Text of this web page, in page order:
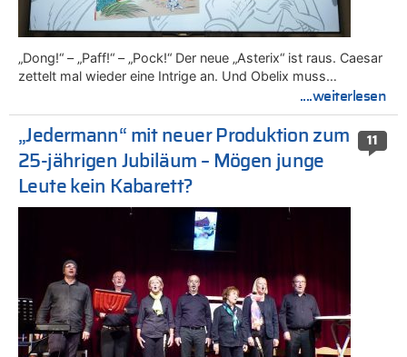
„Dong!“ – „Paff!“ – „Pock!“ Der neue „Asterix“ ist raus. Caesar
zettelt mal wieder eine Intrige an. Und Obelix muss…
....weiterlesen
11
„Jedermann“ mit neuer Produktion zum
25-jährigen Jubiläum – Mögen junge
Leute kein Kabarett?